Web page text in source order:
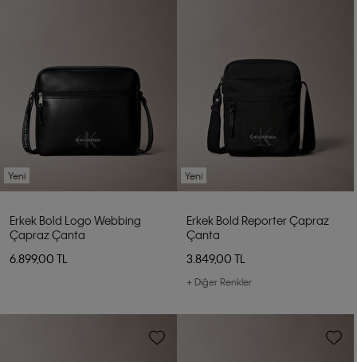
Yeni
Erkek Bold Logo Webbing
Çapraz Çanta
6.899,00 TL
Yeni
Erkek Bold Reporter Çapraz
Çanta
3.849,00 TL
+ Diğer Renkler